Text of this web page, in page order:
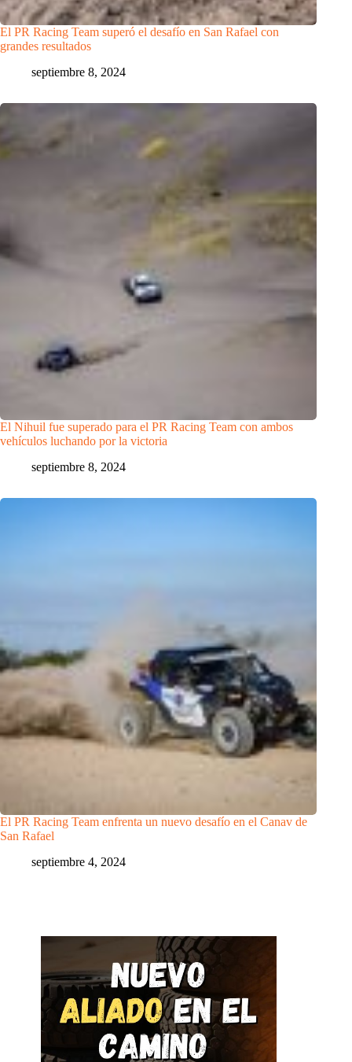
El PR Racing Team superó el desafío en San Rafael con
grandes resultados
septiembre 8, 2024
El Nihuil fue superado para el PR Racing Team con ambos
vehículos luchando por la victoria
septiembre 8, 2024
El PR Racing Team enfrenta un nuevo desafío en el Canav de
San Rafael
septiembre 4, 2024